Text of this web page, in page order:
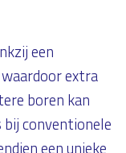
een
extra
boren kan
conventionele